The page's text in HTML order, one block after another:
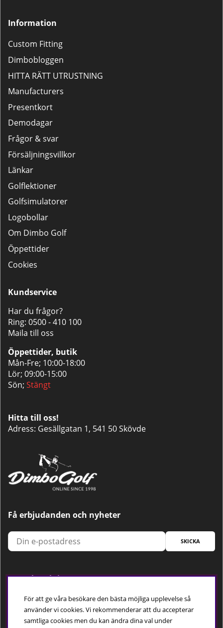
Information
Custom Fitting
Dimbobloggen
HITTA RÄTT UTRUSTNING
Manufacturers
Presentkort
Demodagar
Frågor & svar
Försäljningsvillkor
Länkar
Golflektioner
Golfsimulatorer
Logobollar
Om Dimbo Golf
Öppettider
Cookies
Kundservice
Har du frågor?
Ring: 0500 - 410 100
Maila till oss
Öppettider, butik
Mån-Fre; 10:00-18:00
Lör; 09:00-15:00
Sön; Stängt
Hitta till oss!
Adress: Gesällgatan 1, 541 50 Skövde
Få erbjudanden och nyheter
SKICKA
Trygg betalning
För att ge våra besökare den bästa möjliga upplevelse så
använder vi cookies. Vi rekommenderar att du accepterar
samtliga cookies men du kan ändra dina val under